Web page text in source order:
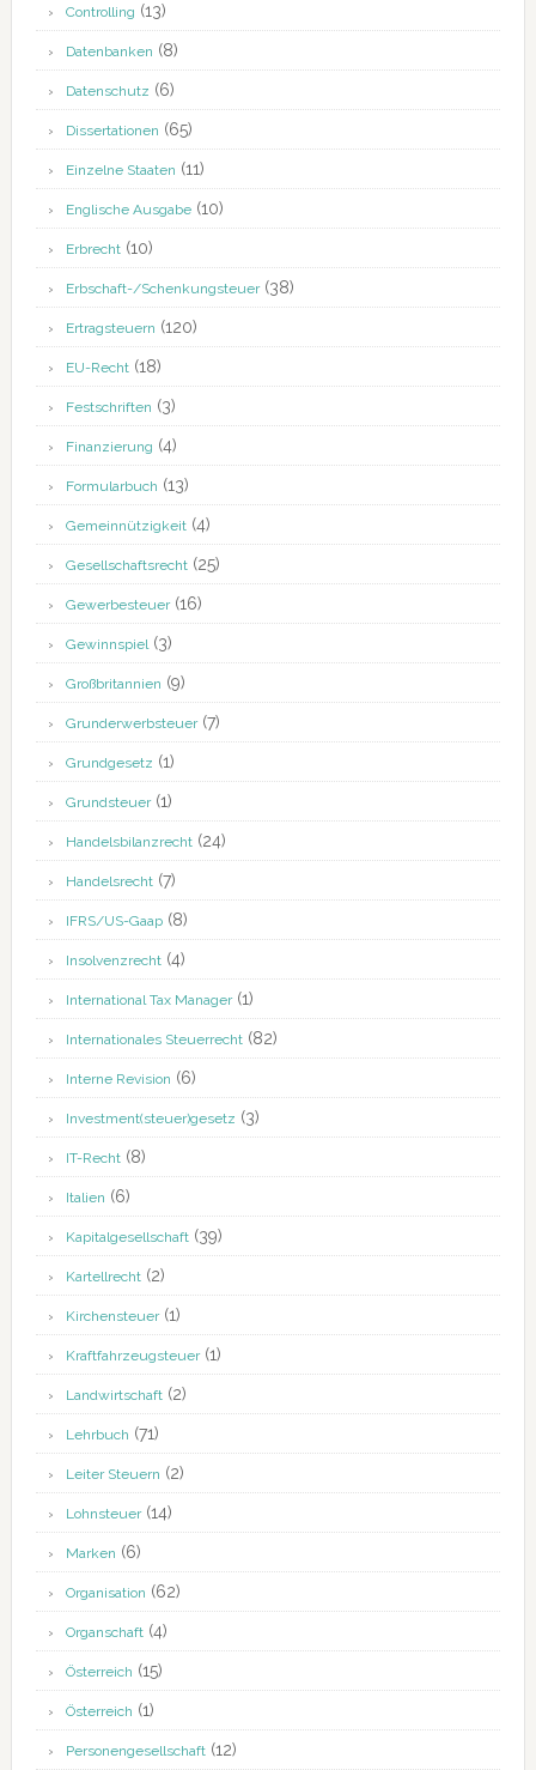
Controlling (13)
Datenbanken (8)
Datenschutz (6)
Dissertationen (65)
Einzelne Staaten (11)
Englische Ausgabe(10)
Erbrecht(10)
Erbschaft-/Schenkungsteuer(38)
Ertragsteuern (120)
EU-Recht(18)
Festschriften (3)
Finanzierung (4)
Formularbuch (13)
Gemeinnützigkeit(4)
Gesellschaftsrecht(25)
Gewerbesteuer(16)
Gewinnspiel(3)
Großbritannien (9)
Grunderwerbsteuer(7)
Grundgesetz (1)
Grundsteuer(1)
Handelsbilanzrecht(24)
Handelsrecht(7)
IFRS/US-Gaap(8)
Insolvenzrecht(4)
International Tax Manager(1)
Internationales Steuerrecht(82)
Interne Revision (6)
Investment(steuer)gesetz (3)
IT-Recht(8)
Italien (6)
Kapitalgesellschaft(39)
Kartellrecht(2)
Kirchensteuer(1)
Kraftfahrzeugsteuer(1)
Landwirtschaft(2)
Lehrbuch (71)
Leiter Steuern (2)
Lohnsteuer(14)
Marken (6)
Organisation (62)
Organschaft(4)
Österreich (15)
Österreich (1)
Personengesellschaft(12)